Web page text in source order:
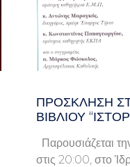
ΠΡΌΣΚΛΗΣΗ
ΒΙΒΛΊΟΥ
Παρουσιάζεται
στις 20:00, στο